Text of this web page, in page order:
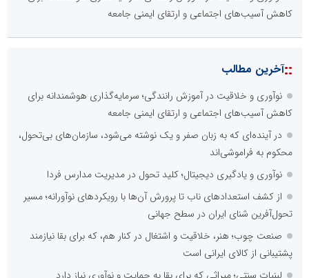
کاهش آسیب‌های اجتماعی و ارتقای ایمنی جامعه
::آخرین مطالب
نوآوری و خلاقیت در آموزش رانندگی؛ سرمایه‌گذاری هوشمندانه برای
کاهش آسیب‌های اجتماعی و ارتقای ایمنی جامعه
در آینده‌ای که به زبان صفر و یک نوشته می‌شود، سازمان‌های بی‌تحول،
محکوم به فراموشی‌اند
نوآوری و یادگیری دیجیتال؛ کلید تحول در مدیریت مدارس فردا
از کشف استعدادهای ناب تا پرورش آن‌ها با رویکردهای نوآورانه؛ مسیر
تحول‌آفرین شنای ایران در سطح جهانی
صنعت چوب؛ هنر، خلاقیت و اشتغال در کنار هم، که برای بقا نیازمند
پشتیبانی از کالای ایرانی است
لبنیات سنتی؛ میراثی که برای بقا به حمایت و نوآوری نیاز دارد